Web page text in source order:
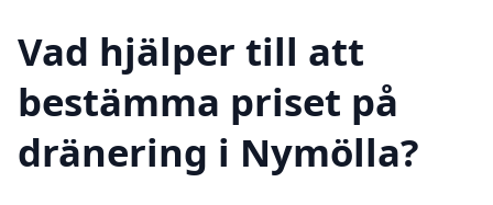
Vad hjälper till att
bestämma priset på
dränering i Nymölla?